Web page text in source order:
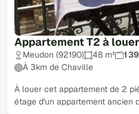
Appartement T2 à louer
Meudon (92190) 48 m²
1
À 3km de Chaville
À louer cet appartement de 2
étage d'un appartement ancien